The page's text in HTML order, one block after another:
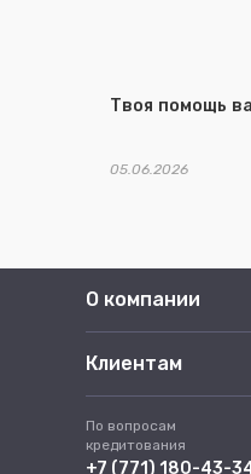
Твоя помощь
05.06.2026
О компании
Клиентам
По вопросам
кредитования
+7 (771) 180-43-